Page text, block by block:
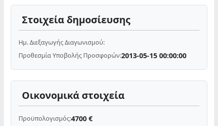
Στοιχεία δημοσίευσης
Ημ. Διεξαγωγής Διαγωνισμού:
Προθεσμία Υποβολής Προσφορών:2013-05-15 00:00:00
Οικονομικά στοιχεία
Προϋπολογισμός:4700 €